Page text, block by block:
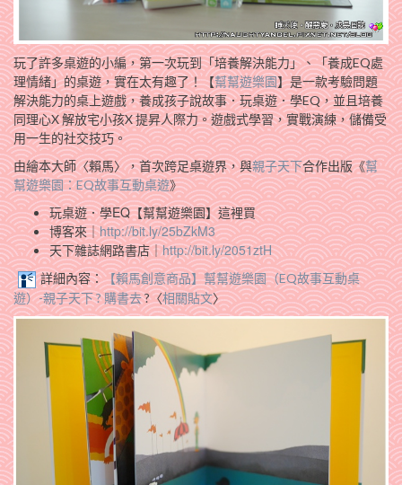
玩了許多桌遊的小編，第一次玩到「培養解決能力」、「養成EQ處
理情緒」的桌遊，實在太有趣了！【幫幫遊樂園】是一款考驗問題
解決能力的桌上遊戲，養成孩子說故事．玩桌遊．學EQ，並且培養
同理心X 解放宅小孩X 提昇人際力。遊戲式學習，實戰演練，儲備受
用一生的社交技巧。
由繪本大師〈賴馬‬〉，首次跨足桌遊界，與‎親子天下‬合作出版《幫
幫遊樂園：EQ故事互動桌遊》
玩桌遊．學EQ【幫幫遊樂園】這裡買
博客來｜http://bit.ly/25bZkM3
天下雜誌網路書店｜http://bit.ly/2051ztH
詳細內容：【賴馬創意商品】幫幫遊樂園（EQ故事互動桌
遊）-親子天下 ? 購書去?〈相關貼文〉